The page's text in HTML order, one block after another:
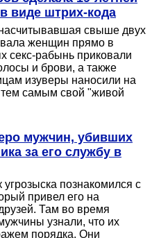
виде штрих-кода
свыше двух
женщин прямо в
секс-рабынь приковали
и брови, а также
изуверы наносили на
тем самым свой "живой
мужчин, убивших
за его службу в
угрозыска познакомился с
привел его на
Там во время
узнали, что их
порядка. Они